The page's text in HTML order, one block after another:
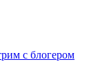
с блогером